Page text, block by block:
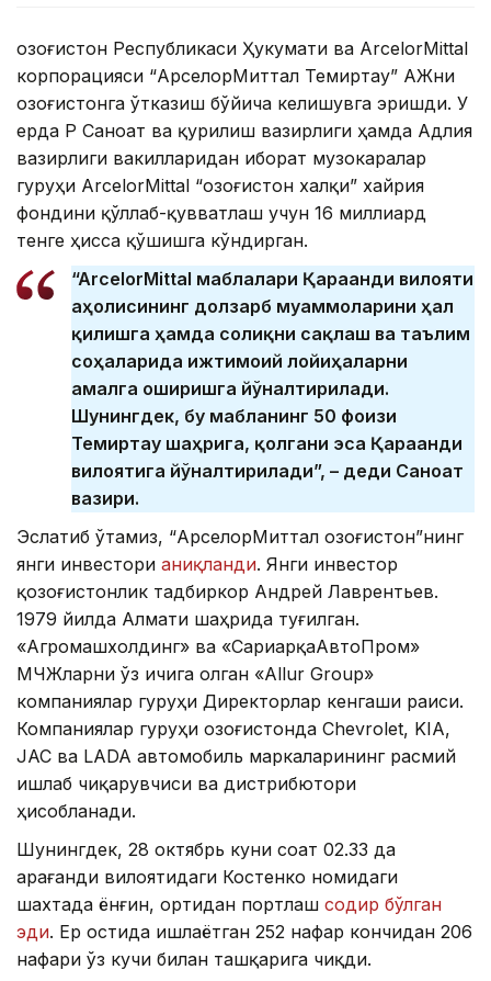
Қозоғистон Республикаси Ҳукумати ва ArcelorMittal
корпорацияси “АрcелорМиттал Темиртау” АЖни
Қозоғистонга ўтказиш бўйича келишувга эришди. У
ерда ҚР Саноат ва қурилиш вазирлиги ҳамда Адлия
вазирлиги вакилларидан иборат музокаралар
гуруҳи ArcelorMittal “Қозоғистон халқи” хайрия
фондини қўллаб-қувватлаш учун 16 миллиард
тенге ҳисса қўшишга кўндирган.
“ArcelorMittal маблағлари Қарағанди вилояти
аҳолисининг долзарб муаммоларини ҳал
қилишга ҳамда соғлиқни сақлаш ва таълим
соҳаларида ижтимоий лойиҳаларни
амалга оширишга йўналтирилади.
Шунингдек, бу маблағнинг 50 фоизи
Темиртау шаҳрига, қолгани эса Қарағанди
вилоятига йўналтирилади”, – деди Саноат
вазири.
Эслатиб ўтамиз, “АрcелорМиттал Қозоғистон”нинг
янги инвестори аниқланди. Янги инвестор
қозоғистонлик тадбиркор Андрей Лаврентьев.
1979 йилда Алмати шаҳрида туғилган.
«Агромашхолдинг» ва «СариарқаАвтоПром»
МЧЖларни ўз ичига олган «Allur Group»
компаниялар гуруҳи Директорлар кенгаши раиси.
Компаниялар гуруҳи Қозоғистонда Chevrolet, KIA,
JAC ва LADA автомобиль маркаларининг расмий
ишлаб чиқарувчиси ва дистрибютори
ҳисобланади.
Шунингдек, 28 октябрь куни соат 02.33 да
Қарағанди вилоятидаги Костенко номидаги
шахтада ёнғин, ортидан портлаш содир бўлган
эди. Ер остида ишлаётган 252 нафар кончидан 206
нафари ўз кучи билан ташқарига чиқди.